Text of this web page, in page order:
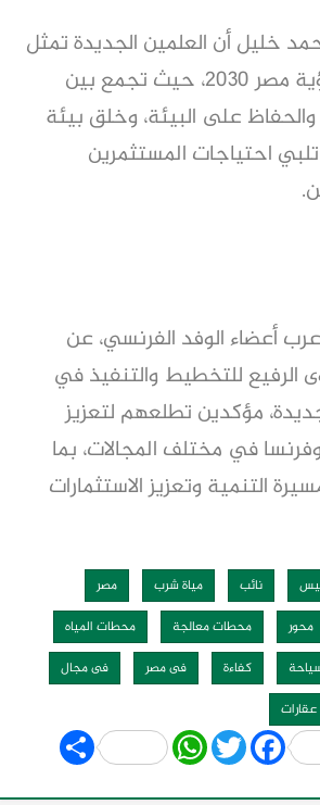
خليل أن العلمين الجديدة تمثل
جزءًا محوريًا من رؤية مصر 2030، حيث تجمع بين
والحفاظ على البيئة، وخلق بيئة
احتياجات المستثمرين
أعضاء الوفد الفرنسي، عن
الرفيع للتخطيط والتنفيذ في
مؤكدين تطلعهم لتعزيز
في مختلف المجالات، بما
التنمية وتعزيز الاستثمارات
نائب مياة شرب
مصر
محور محطات معالجة
محطات المياه
كفاءة فى مصر
فى مجال
عقارات
Share WhatsApp
Twitter